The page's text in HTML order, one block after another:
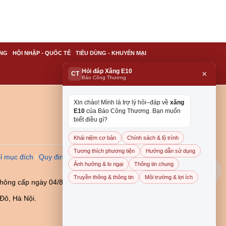
HỘI NHẬP - QUỐC TẾ TIÊU DÙNG - KHUYẾN MẠI
mục đích
Quy định dẫn
cấp ngày 04/8/2023
Hà Nội.
CT Hỏi đáp Xăng E10
Báo Công Thương ×
Xin chào! Mình là trợ lý hỏi–đáp về xăng
E10 của Báo Công Thương. Bạn muốn
biết điều gì?
Khái niệm cơ bản Chính sách & lộ trình
Tương thích phương tiện Hướng dẫn sử dụng
Ảnh hưởng & lo ngại Thông tin chung
Truyền thông & thông tin Môi trường & lợi ích